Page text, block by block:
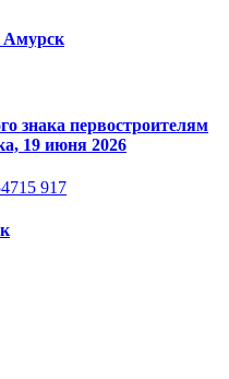
Амурск
знака первостроителям
19 июня 2026